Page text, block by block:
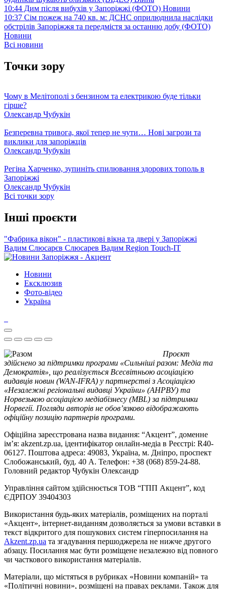
10:44 Дим після вибухів у Запоріжжі (ФОТО) Новини
10:37 Сім пожеж на 740 кв. м: ДСНС оприлюднила наслідки
обстрілів Запоріжжя та передмістя за останню добу (ФОТО)
Новини
Всі новини
Точки зору
Чому в Мелітополі з бензином та електрикою буде тільки
гірше?
Олександр Чубукін
Безперевна тривога, якої тепер не чути… Нові загрози та
виклики для запоріжців
Олександр Чубукін
Регіна Харченко, зупиніть спилювання здорових тополь в
Запоріжжі
Олександр Чубукін
Всі точки зору
Інші проєкти
"Фабрика вікон" - пластикові вікна та двері у Запоріжжі
Вадим Слюсарєв Слюсарев Вадим Region Touch-IT
Новини
Ексклюзив
Фото-відео
Україна
Проєкт
здійснено за підтримки програми «Сильніші разом: Медіа та
Демократія», що реалізується Всесвітньою асоціацією
видавців новин (WAN-IFRA) у партнерстві з Асоціацією
«Незалежні регіональні видавці України» (АНРВУ) та
Норвезькою асоціацією медіабізнесу (MBL) за підтримки
Норвегії. Погляди авторів не обов’язково відображають
офіційну позицію партнерів програми.
Офіційна зареєстрована назва видання: “Акцент”, доменне
ім’я: akzent.zp.ua, ідентифікатор онлайн-медіа в Реєстрі: R40-
06127. Поштова адреса: 49083, Україна, м. Дніпро, проспект
Слобожанський, буд. 40 А. Телефон: +38 (068) 859-24-88.
Головний редактор Чубукін Олександр
Управління сайтом здійснюється ТОВ “ГПП Акцент”, код
ЄДРПОУ 39404303
Використання будь-яких матеріалів, розміщених на порталі
«Акцент», інтернет-виданням дозволяється за умови вставки в
текст відкритого для пошукових систем гіперпосилання на
Akzent.zp.ua та згадування першоджерела не нижче другого
абзацу. Посилання має бути розміщене незалежно від повного
чи часткового використання матеріалів.
Матеріали, що містяться в рубриках «Новини компаній» та
«Політичні новини», розміщені на правах реклами. Також для